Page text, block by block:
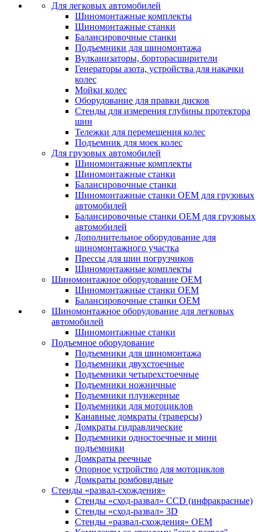
Для легковых автомобилей
Шиномонтажные комплекты
Шиномонтажные станки
Балансировочные станки
Подъемники для шиномонтажа
Вулканизаторы, борторасширители
Генераторы азота, устройства для накачки
колес
Мойки колес
Оборудование для правки дисков
Стенды для измерения глубины протектора
шин
Тележки для перемещения колес
Подъемник для моек колеc
Для грузовых автомобилей
Шиномонтажные комплекты
Шиномонтажные станки
Балансировочные станки
Шиномонтажные станки ОЕМ для грузовых
автомобилей
Балансировочные станки ОЕМ для грузовых
автомобилей
Дополнительное оборудование для
шиномонтажного участка
Прессы для шин погрузчиков
Шиномонтажные комплекты
Шиномонтажное оборудование ОЕМ
Шиномонтажные станки ОЕМ
Балансировочные станки ОЕМ
Шиномонтажное оборудование для легковых
автомобилей
Шиномонтажные станки
Подъемное оборудование
Подъемники для шиномонтажа
Подъемники двухстоечные
Подъемники четырехстоечные
Подъемники ножничные
Подъемники плунжерные
Подъемники для мотоциклов
Канавные домкраты (траверсы)
Домкраты гидравлические
Подъемники одностоечные и мини
подъемники
Домкраты реечные
Опорное устройство для мотоциклов
Домкраты ромбовидные
Стенды «развал-схождения»
Стенды «сход-развал» CCD (инфракрасные)
Стенды «сход-развал» 3D
Стенды «развал-схождения» ОЕМ